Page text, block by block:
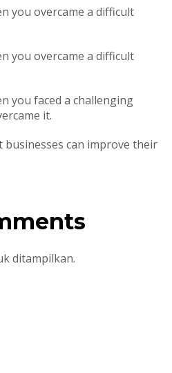
you overcame a difficult
you overcame a difficult
you faced a challenging
it.
businesses can improve their
ditampilkan.